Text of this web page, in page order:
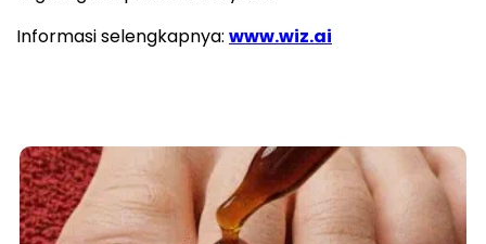
Informasi selengkapnya: www.wiz.ai